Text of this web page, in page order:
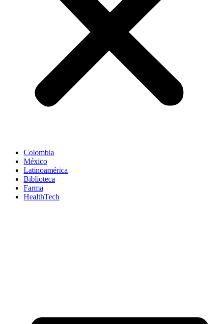
Colombia
México
Latinoamérica
Biblioteca
Farma
HealthTech